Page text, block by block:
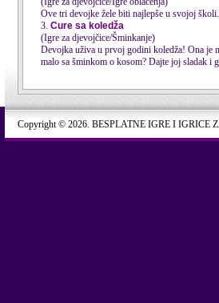
Ove tri devojke žele biti najlepše u svojoj
3. Cure sa koledža
(Igre za djevojčice/Šminkanje)
Devojka uživa ​​u prvoj godini koledža! Ona je
malo sa šminkom o kosom? Dajte joj sladak i
Copyright © 2026. BESPLATNE IGRE I IGRICE